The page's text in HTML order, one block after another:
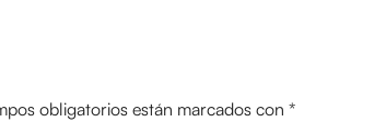
obligatorios están marcados con *